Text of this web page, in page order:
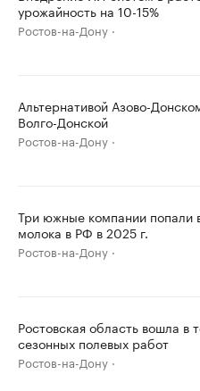
урожайность на 10-15%
Ростов-на-Дону
Альтернативой Азово-
Волго-Донской
Ростов-на-Дону
Три южные компании попали
молока в РФ в 2025 г.
Ростов-на-Дону
Ростовская область вошла в
сезонных полевых работ
Ростов-на-Дону